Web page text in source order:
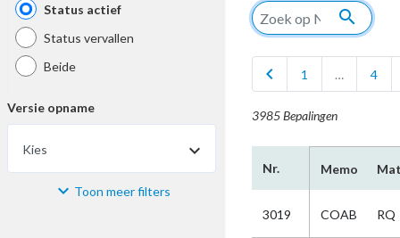
Status actief
Status vervallen
Beide
Versie opname
Kies
Materiaal Toon meer filters
search
chevron_left 1 … 4
3985 Bepalingen
Nr. Memo
3019 COAB RQ